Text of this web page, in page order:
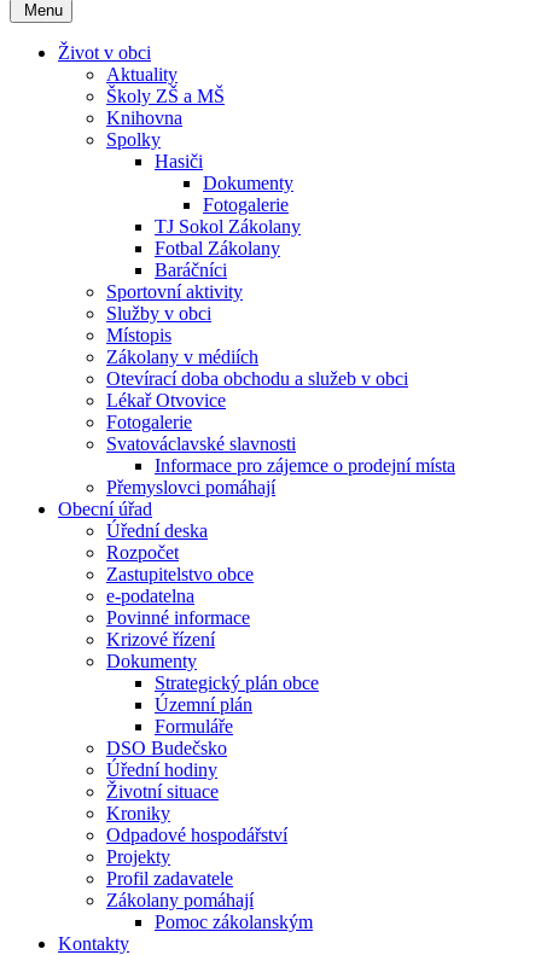
Menu
Život v obci
Aktuality
Školy ZŠ a MŠ
Knihovna
Spolky
Hasiči
Dokumenty
Fotogalerie
TJ Sokol Zákolany
Fotbal Zákolany
Baráčníci
Sportovní aktivity
Služby v obci
Místopis
Zákolany v médiích
Otevírací doba obchodu a služeb v obci
Lékař Otvovice
Fotogalerie
Svatováclavské slavnosti
Informace pro zájemce o prodejní místa
Přemyslovci pomáhají
Obecní úřad
Úřední deska
Rozpočet
Zastupitelstvo obce
e-podatelna
Povinné informace
Krizové řízení
Dokumenty
Strategický plán obce
Územní plán
Formuláře
DSO Budečsko
Úřední hodiny
Životní situace
Kroniky
Odpadové hospodářství
Projekty
Profil zadavatele
Zákolany pomáhají
Pomoc zákolanským
Kontakty